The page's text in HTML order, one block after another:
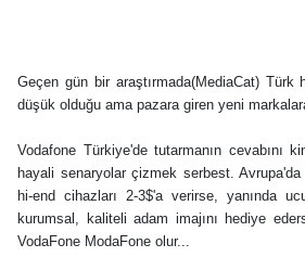
Geçen gün bir araştırmada(MediaCat) Türk
düşük olduğu ama pazara giren yeni
Vodafone Türkiye'de tutarmanın cevabını
hayali senaryolar çizmek serbest.
hi-end cihazları 2-3$'a verirse, yanında
kurumsal, kaliteli adam imajını hediye
VodaFone ModaFone olur...